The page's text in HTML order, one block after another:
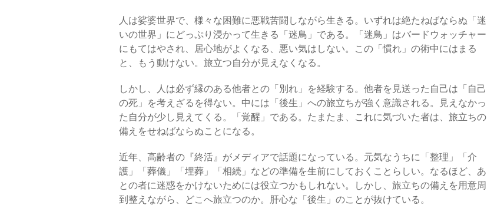
人は娑婆世界で、様々な困難に悪戦苦闘しながら生きる。いずれは絶たねばならぬ「迷
いの世界」にどっぷり浸かって生きる「迷鳥」である。「迷鳥」はバードウォッチャー
にもてはやされ、居心地がよくなる、悪い気はしない。この「慣れ」の術中にはまる
と、もう動けない。 旅立つ自分が見えなくなる。
しかし、人は必ず縁のある他者との「別れ」を経験する。他者を見送った自己は「自己
の死」を考えざるを得ない。中には「後生」への旅立ちが強く意識される。見えなかっ
た自分が少し見えてくる。「覚醒」である。たまたま、これに気づいた者は、旅立ちの
備えをせねばならぬことになる。
近年、高齢者の『終活』がメディアで話題になっている。元気なうちに「整理」「介
護」「葬儀」「埋葬」「相続」などの準備を生前にしておくことらしい。なるほど、あ
との者に迷惑をかけないためには役立つかもしれない。しかし、旅立ちの備えを用意周
到整えながら、どこへ旅立つのか。肝心な「後生」のことが抜けている。